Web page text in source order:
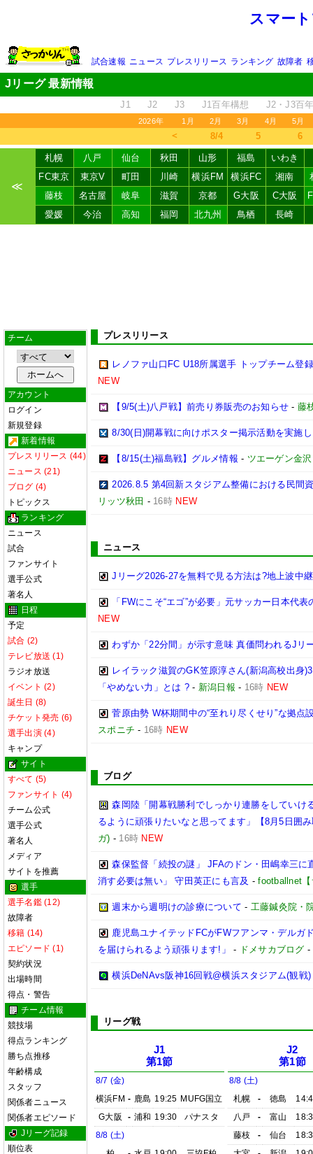
スマー
試合速報 ニュース プレスリリース ランキング 故障者
Jリーグ 最新情報
J1 J2 J3 J1百年構想 J2・J3百
2026年 1月 2月 3月 4月 5月
＜ 8/4 5 6
≪
札幌 八戸 仙台 秋田 山形 福島
いわき
FC東京
東京V 町田 川崎 横浜FM 横浜FC 湘南
藤枝
名古屋 岐阜 滋賀 京都 G大阪 C大阪
愛媛
今治 高知 福岡 北九州 鳥栖 長崎
チーム
アカウント
ログイン
新規登録
新着情報
プレスリリース (44)
ニュース (21)
ブログ (4)
トピックス
ランキング
ニュース
試合
ファンサイト
選手公式
著名人
日程
予定
試合 (2)
テレビ放送 (1)
ラジオ放送
イベント (2)
誕生日 (8)
チケット発売 (6)
選手出演 (4)
キャンプ
サイト
すべて (5)
ファンサイト (4)
チーム公式
選手公式
著名人
メディア
サイトを推薦
選手
選手名鑑 (12)
故障者
移籍 (14)
エピソード (1)
契約状況
出場時間
得点・警告
チーム情報
競技場
得点ランキング
勝ち点推移
年齢構成
スタッフ
関係者ニュース
関係者エピソード
Jリーグ記録
順位表
プレスリリース
レノファ山口FC U18所属選手 トップチーム登
NEW
【9/5(土)八戸戦】前売り券販売のお知らせ - 藤
8/30(日)開幕戦に向けポスター掲示活動を実施
【8/15(土)福島戦】グルメ情報 - ツエーゲン金沢
2026.8.5 第4回新スタジアム整備における民間
リッツ秋田 - 16時 NEW
ニュース
Jリーグ2026-27を無料で見る方法は?地上波中
「FWにこそ“エゴ”が必要」元サッカー日本代
NEW
わずか「22分間」が示す意味 真価問われるJリ
レイラック滋賀のGK笠原淳さん(新潟高校出身
「やめない力」とは ?- 新潟日報 - 16時 NEW
菅原由勢 W杯期間中の“至れり尽くせり”な拠
スポニチ - 16時 NEW
ブログ
森岡陸「開幕戦勝利でしっかり連勝をしていけ
るように頑張りたいなと思ってます」【8月5日囲
ガ) - 16時 NEW
森保監督「続投の謎」 JFAのドン・田嶋幸三
消す必要は無い」 守田英正にも言及 -footballnet
週末から週明けの診療について - 工藤鍼灸院・
鹿児島ユナイテッドFCがFWフアンマ・デルガ
を届けられるよう頑張ります!」
- ドメサカブログ -
横浜DeNAvs阪神16回戦@横浜スタジアム(観戦)
リーグ戦
J1
第1節
8/7 (金)
横浜FM - 鹿島 19:25 MUFG国立
G大阪
- 浦和 19:30
パナスタ
8/8 (土)
J2
第1節
8/8 (土)
札幌
- 徳島
八戸
- 富山
藤枝
- 仙台